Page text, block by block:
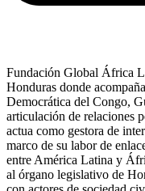
Fundación Global África
Honduras donde
Democrática del Congo,
articulación de relaciones
actua como gestora de
marco de su labor de
entre América Latina y
al órgano legislativo de